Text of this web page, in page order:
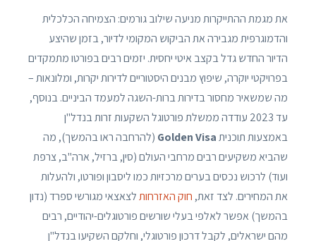
את מגמת ההתייקרות מניעה שילוב גורמים: הצמיחה הכלכלית
והדמוגרפית מגבירה את הביקוש המקומי לדיור, בזמן שהיצע
הדיור החדש גדל בקצב איטי יחסית. יזמים רבים בפורטו מתמקדים
בפרויקטי יוקרה, שיפוץ מבנים היסטוריים לדירות יקרות, ומלונאות –
מה שמשאיר מחסור בדירות ברות-השגה למעמד הביניים. בנוסף,
עד 2023 עודדה ממשלת פורטוגל השקעות זרות בנדל"ן
באמצעות תוכניתGolden Visa (להרחבה ראו בהמשך), מה
שהביא משקיעים רבים מרחבי העולם (סין, ברזיל, ארה"ב, צרפת
ועוד) לרכוש נכסים בערים מרכזיות כמו ליסבון ופורטו, ולהעלות
את המחירים. לצד זאת, חוק האזרחותלצאצאי מגורשי ספרד (נדון
בהמשך) אפשר לאלפי בעלי שורשים פורטוגלים-יהודיים, רבים
מהם ישראלים, לקבל דרכון פורטוגלי, וחלקם השקיעו בנדל"ן